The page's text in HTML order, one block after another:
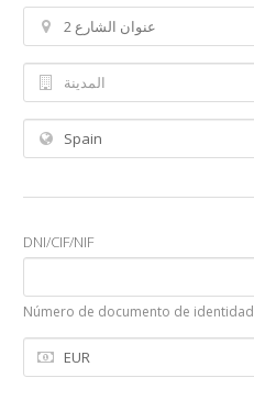
DNI/CIF/NIF
Número de documento de identidad